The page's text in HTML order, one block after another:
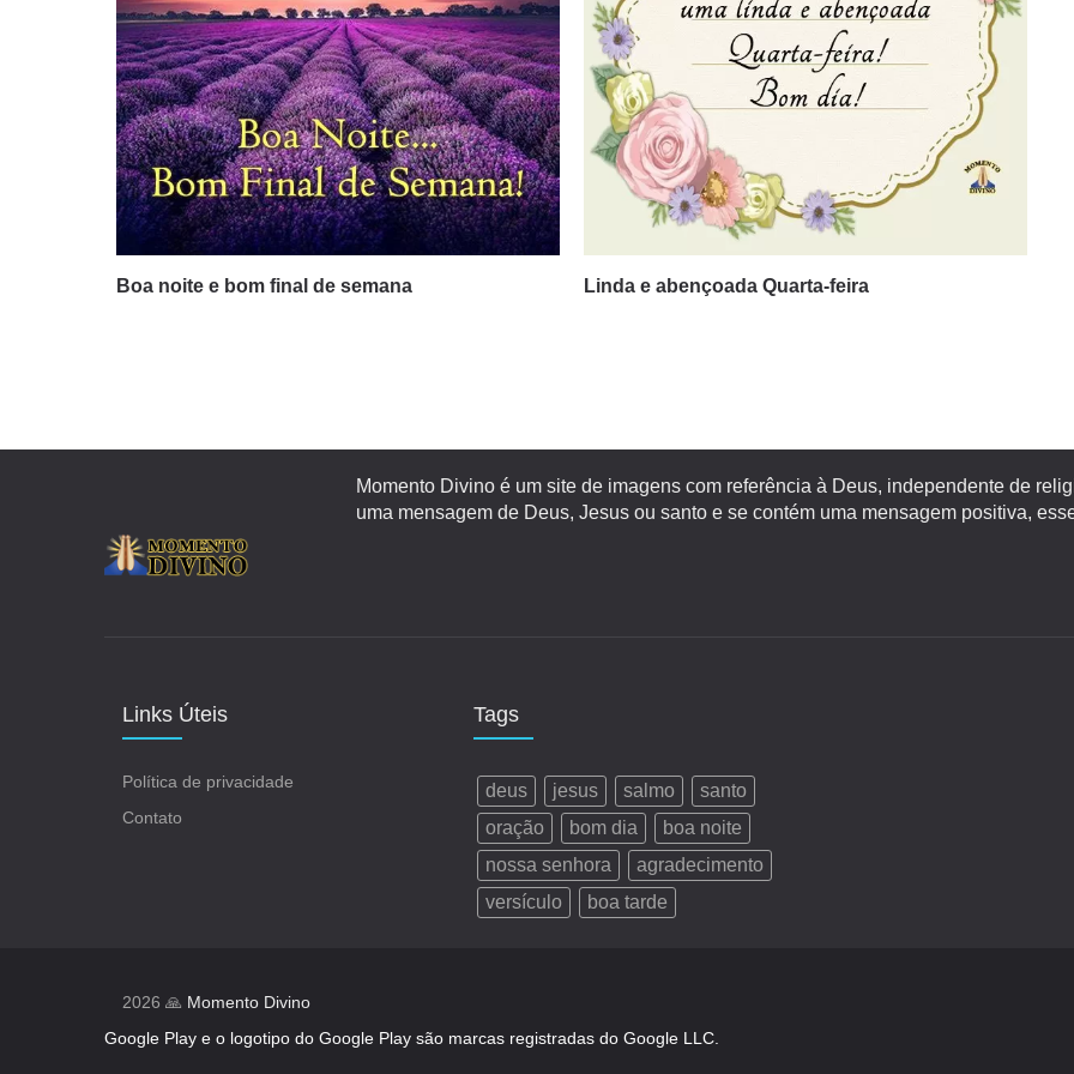
Boa noite e bom final de semana Linda e abençoada Quarta-feira
Momento Divino é um site de imagens com referência à Deus, independente de
uma mensagem de Deus, Jesus ou santo e se contém uma mensagem positiva,
Links Úteis
Política de privacidade
Contato
Tags
deus jesus salmo
santo
oração
bom dia
boa noite
nossa senhora
agradecimento
versículo
boa tarde
2026 🙏 Momento Divino
Google Play e o logotipo do Google Play são marcas registradas do Google LLC.